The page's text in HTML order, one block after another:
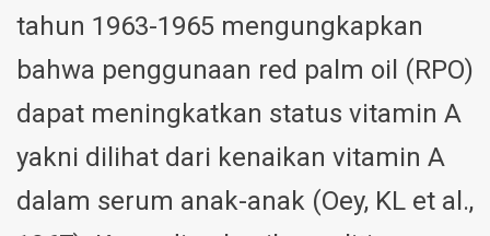
tahun 1963-1965 mengungkapkan
bahwa penggunaan red palm oil (RPO)
dapat meningkatkan status vitamin A
yakni dilihat dari kenaikan vitamin A
dalam serum anak-anak (Oey, KL et al.,